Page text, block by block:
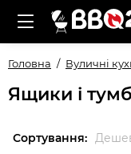
Головна Вуличні
Ящики і
Сортування: